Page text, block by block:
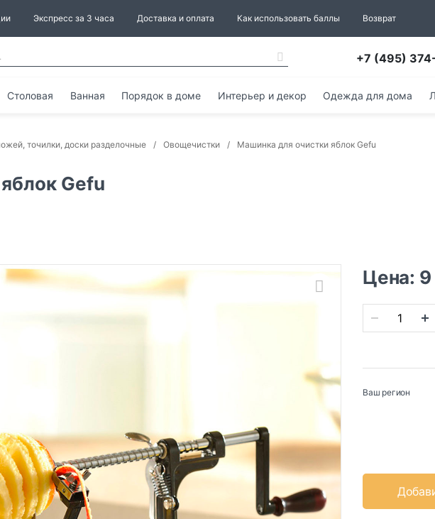
Экспресс за 3 часа Доставка и оплата Как использовать баллы Возврат
+7 (495)
Столовая Ванная Порядок в доме Интерьер и декор Одежда для дома
точилки, доски разделочные Овощечистки Машинка для очистки яблок Gefu
Gefu
Цена:
Ваш регион